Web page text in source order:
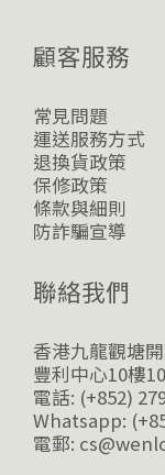
顧客服務
常見問題
運送服務方式
退換貨政策
保修政策
條款與細則
防詐騙宣導
聯絡我們
香港九龍觀塘
豐利中心10樓
電話: (+852)
Whatsapp:
電郵: